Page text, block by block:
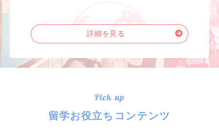
詳細を見る
Pick up
留学お役立ちコンテンツ